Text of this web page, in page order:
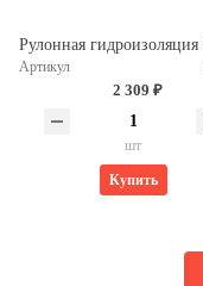
Артикул
2 309 ₽
шт
Купить